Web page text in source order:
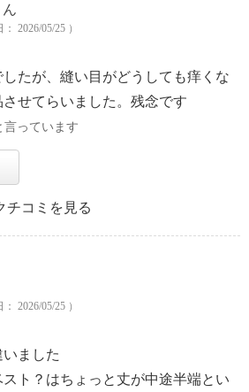
ん
2026/05/25 ）
たが、縫い目がどうしても痒くな
せてらいました。残念です
言っています
チコミを見る
2026/05/25 ）
ました
ト？はちょっと丈が中途半端とい